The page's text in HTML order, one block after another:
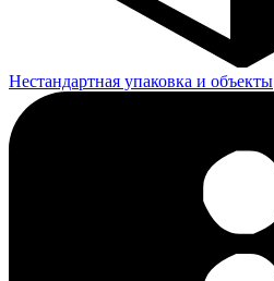
Нестандартная упаковка и объекты